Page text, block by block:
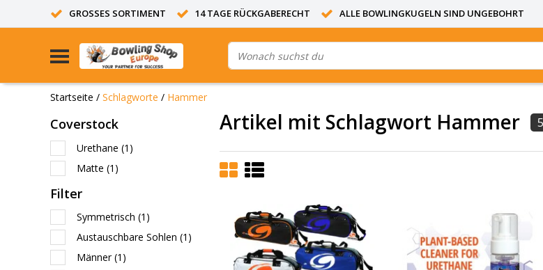
GROSSES SORTIMENT 14 TAGE RÜCKGABERECHT ALLE BOWLINGKUGELN SIND UNGEBOHRT
Startseite / Schlagworte / Hammer
Coverstock
Urethane (1)
Matte (1)
Filter
Symmetrisch (1)
Austauschbare Sohlen (1)
Männer(1)
Artikel mit Schlagwort Hammer